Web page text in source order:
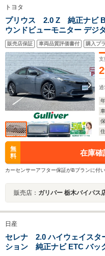
トヨタ
プリウス 2.0 Z 純正ナビ
ウンドビューモニター デジ
ート シートヒーター シート
追従式クルーズコントロー
販売店保証 車両品質評価書付 購入プ
支
通
無
料
在庫確
カーセンサーアフター保証がBプランに付
販売店： ガリバー 栃木バイパス
日産
セレナ 2.0 ハイウェイスタ
ション 純正ナビ ETC バッ